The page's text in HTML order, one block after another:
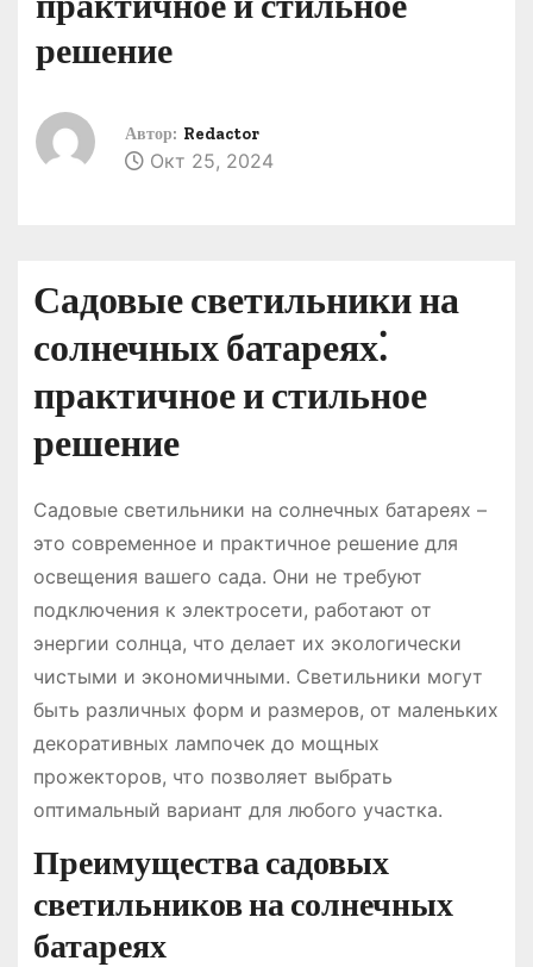
решение
Автор: Redactor
Окт 25, 2024
Садовые светильники на
солнечных батареях⁚
практичное и стильное
решение
Садовые светильники на солнечных батареях –
это современное и практичное решение для
освещения вашего сада. Они не требуют
подключения к электросети, работают от
энергии солнца, что делает их экологически
чистыми и экономичными. Светильники могут
быть различных форм и размеров, от маленьких
декоративных лампочек до мощных
прожекторов, что позволяет выбрать
оптимальный вариант для любого участка.
Преимущества садовых
светильников на солнечных
батареях